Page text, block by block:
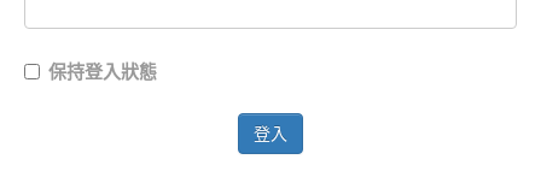
保持登入狀態
登入